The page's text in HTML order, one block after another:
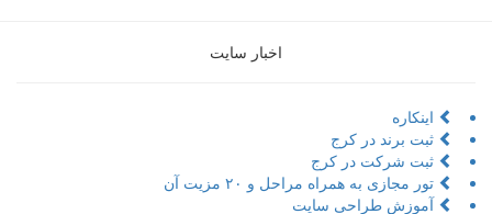
اخبار سایت
برند در کرج
شرکت در کرج
مجازی به همراه مراحل و ۲۰ مزیت آن
طراحی سایت